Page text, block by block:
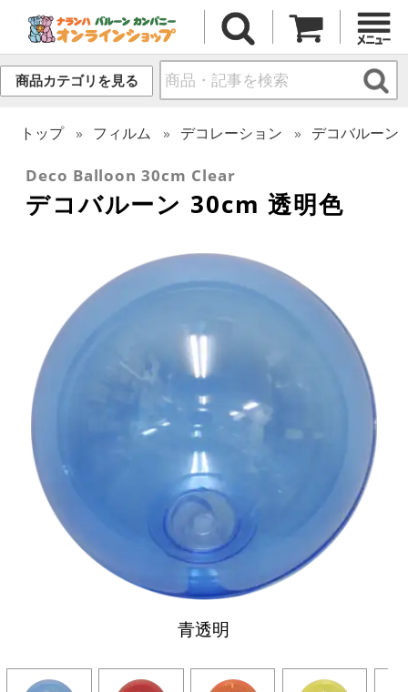
商品カテゴリを見る
トップ フィルム デコレーション デコバルーン
Deco Balloon 30cm Clear
デコバルーン 30cm 透明色
青透明